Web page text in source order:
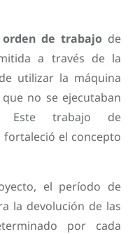
orden de trabajode
a través de la
utilizar la máquina
no se ejecutaban
Este trabajo de
el concepto
el período de
la devolución de las
por cada